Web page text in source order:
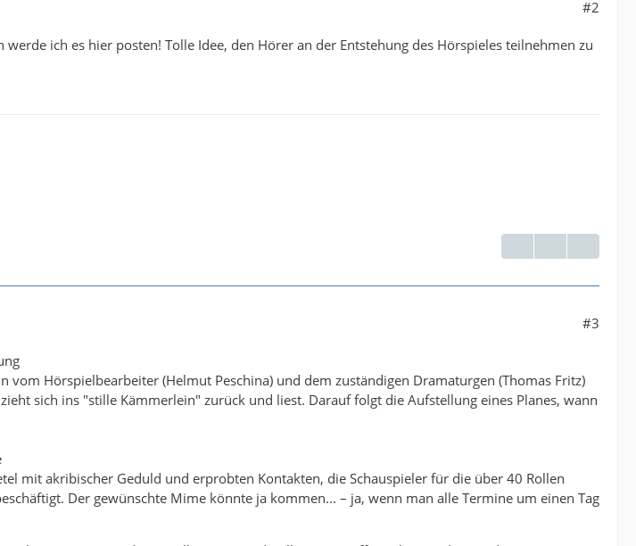
#2
werde ich es hier posten! Tolle Idee, den Hörer an der Entstehung des Hörspieles teilnehmen zu
#3
vom Hörspielbearbeiter (Helmut Peschina) und dem zuständigen Dramaturgen (Thomas Fritz)
sich ins "stille Kämmerlein" zurück und liest. Darauf folgt die Aufstellung eines Planes, wann
mit akribischer Geduld und erprobten Kontakten, die Schauspieler für die über 40 Rollen
Der gewünschte Mime könnte ja kommen... – ja, wenn man alle Termine um einen Tag